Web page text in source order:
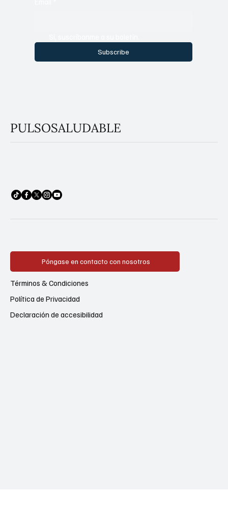
Subscribe
PULSOSALUDABLE
Póngase en contacto con nosotros
Política de Privacidad
Términos & Condiciones
Declaración de accesibilidad